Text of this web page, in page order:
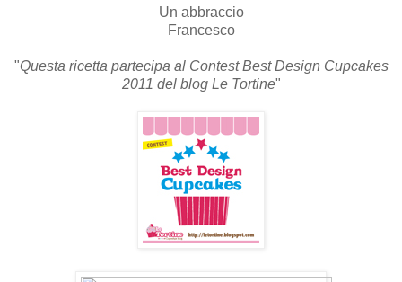
Un abbraccio
Francesco
"Questa ricetta partecipa al Contest Best Design Cupcakes
2011 del blog Le Tortine"